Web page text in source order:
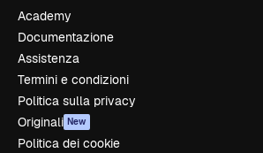
Academy
Documentazione
Assistenza
Termini e condizioni
Politica sulla privacy
Originali New
Politica dei cookie